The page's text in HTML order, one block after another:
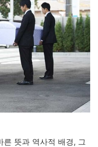
른 뜻과 역사적 배경, 그